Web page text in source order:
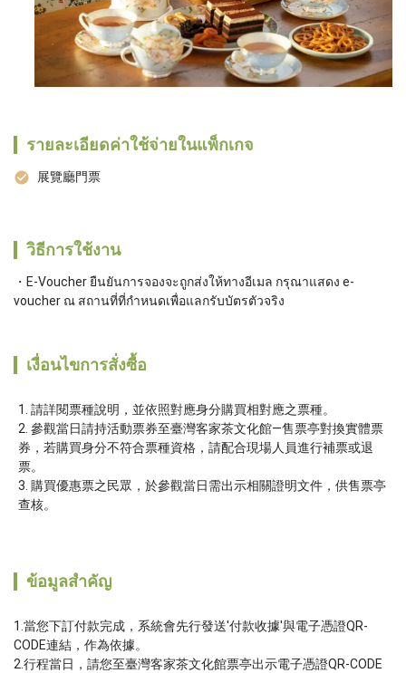
รายละเอียดค่าใช้จ่ายในแพ็กเกจ
展覽廳門票
วิธีการใช้งาน
E-Voucher ยืนยันการจองจะถูกส่งให้ทางอีเมล กรุณาแสดง e-
voucher ณ สถานที่ที่กำหนดเพื่อแลกรับบัตรตัวจริง
เงื่อนไขการสั่งซื้อ
請詳閱票種說明，並依照對應身分購買相對應之票種。
參觀當日請持活動票券至臺灣客家茶文化館―售票亭對換實體票
券，若購買身分不符合票種資格，請配合現場人員進行補票或退
票。
購買優惠票之民眾，於參觀當日需出示相關證明文件，供售票亭
查核。
ข้อมูลสำคัญ
1.當您下訂付款完成，系統會先行發送'付款收據'與電子憑證QR-
CODE連結，作為依據。
2.行程當日，請您至臺灣客家茶文化館票亭出示電子憑證QR-CODE